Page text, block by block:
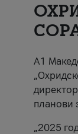
A1
планови
„2025